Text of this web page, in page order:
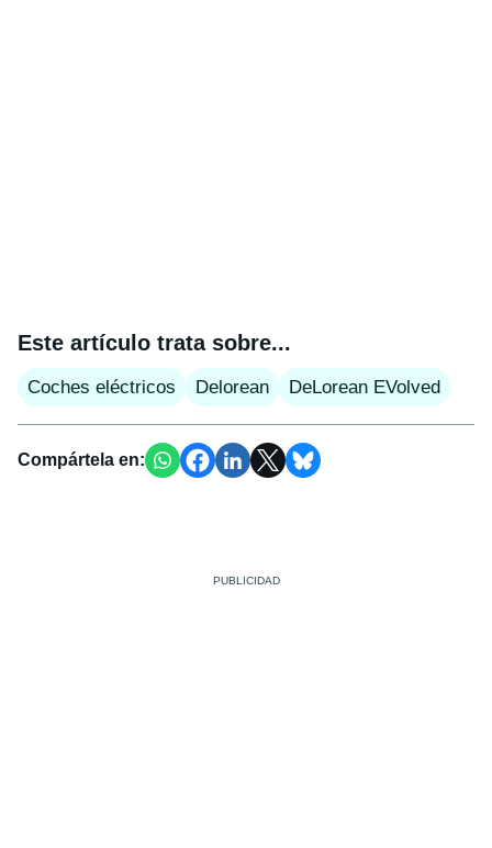
Este artículo trata sobre...
Coches eléctricos Delorean DeLorean EVolved
Compártela en: